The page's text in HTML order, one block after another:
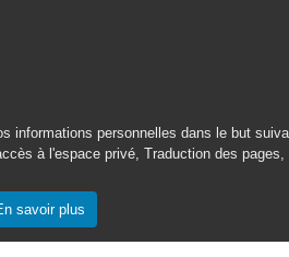
informations personnelles dans le but
à l'espace privé, Traduction des pages,
savoir plus